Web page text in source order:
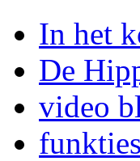
In het
De
video